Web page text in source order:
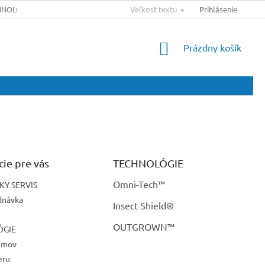
MAPA SERVERU VEĽKOSŤ
Veľkosť textu Prihlásenie
NÁKUPNÝ
Prázdny košík
pre vás
SERVIS
TECHNOLÓGIE
Omni-Tech™
Insect Shield®
OUTGROWN™